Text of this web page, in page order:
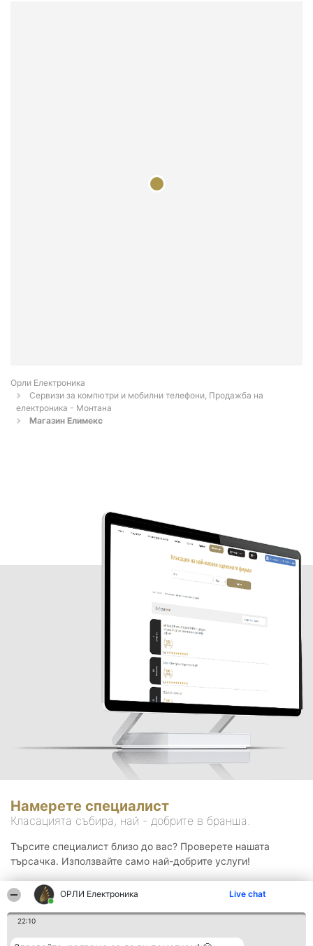
ОРЛИ Електроника Live chat
22:10
Орли Електроника
Сервизи за компютри и мобилни телефони, Продажба на
електроника - Монтана
Магазин Елимекс
Намерете специалист
Класацията събира, най - добрите в бранша.
Търсите специалист близо до вас? Проверете нашата
търсачка. Използвайте само най-добрите услуги!